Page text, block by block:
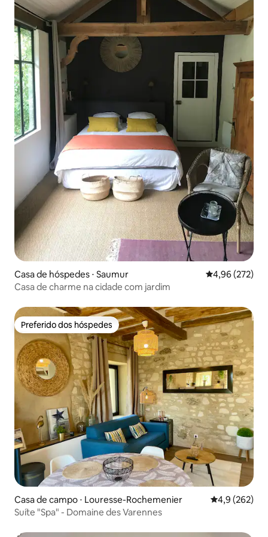
Casa de hóspedes ⋅ Saumur 4,96 de uma
4,96 (272)
Casa de charme na cidade com jardim
Preferido dos hóspedes
Preferido dos hóspedes
Casa de campo ⋅ Louresse-Rochemenier 4,9 de uma
4,9 (262)
Suíte "Spa" - Domaine des Varennes